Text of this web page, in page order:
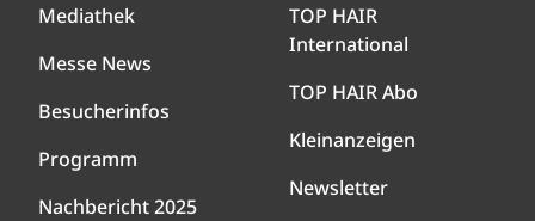
Mediathek
Messe News
Besucherinfos
Programm
Nachbericht 2025
TOP HAIR
International
TOP HAIR Abo
Kleinanzeigen
Newsletter